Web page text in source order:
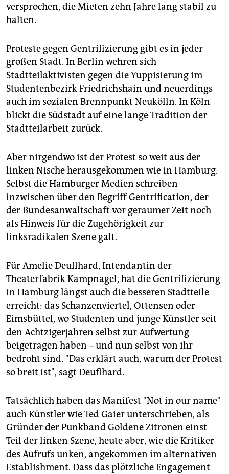
versprochen, die Mieten zehn Jahre lang stabil zu
halten.
Proteste gegen Gentrifizierung gibt es in jeder
großen Stadt. In Berlin wehren sich
Stadtteilaktivisten gegen die Yuppisierung im
Studentenbezirk Friedrichshain und neuerdings
auch im sozialen Brennpunkt Neukölln. In Köln
blickt die Südstadt auf eine lange Tradition der
Stadtteilarbeit zurück.
Aber nirgendwo ist der Protest so weit aus der
linken Nische herausgekommen wie in Hamburg.
Selbst die Hamburger Medien schreiben
inzwischen über den Begriff Gentrification, der
der Bundesanwaltschaft vor geraumer Zeit noch
als Hinweis für die Zugehörigkeit zur
linksradikalen Szene galt.
Für Amelie Deuflhard, Intendantin der
Theaterfabrik Kampnagel, hat die Gentrifizierung
in Hamburg längst auch die besseren Stadtteile
erreicht: das Schanzenviertel, Ottensen oder
Eimsbüttel, wo Studenten und junge Künstler seit
den Achtzigerjahren selbst zur Aufwertung
beigetragen haben – und nun selbst von ihr
bedroht sind. "Das erklärt auch, warum der Protest
so breit ist", sagt Deuflhard.
Tatsächlich haben das Manifest "Not in our name"
auch Künstler wie Ted Gaier unterschrieben, als
Gründer der Punkband Goldene Zitronen einst
Teil der linken Szene, heute aber, wie die Kritiker
des Aufrufs unken, angekommen im alternativen
Establishment. Dass das plötzliche Engagement